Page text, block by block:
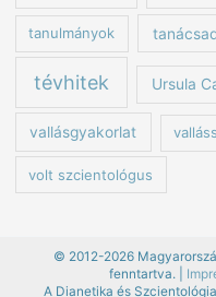
tanulmányok
tévhitek Ursula
vallásgyakorlat
volt szcientológus
© 2012-2026
fenntartva. |
A Dianetika és